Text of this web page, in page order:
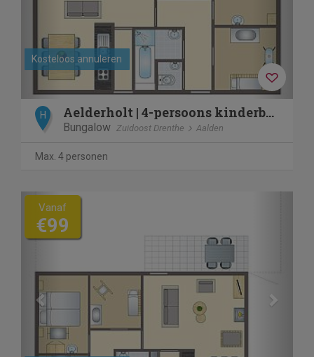
Kosteloos annuleren
H Aelderholt | 4-persoons kinderbungalow | 4CK
Bungalow Zuidoost Drenthe Aalden
Max. 4 personen
Previous
Vanaf
€99